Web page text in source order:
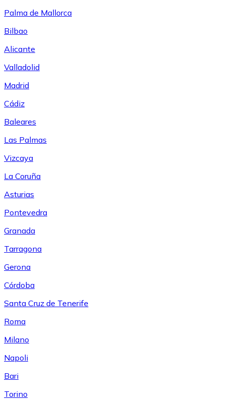
Palma de Mallorca
Bilbao
Alicante
Valladolid
Madrid
Cádiz
Baleares
Las Palmas
Vizcaya
La Coruña
Asturias
Pontevedra
Granada
Tarragona
Gerona
Córdoba
Santa Cruz de Tenerife
Roma
Milano
Napoli
Bari
Torino